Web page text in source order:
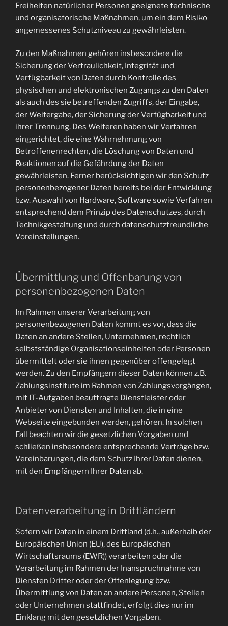
Freiheiten natürlicher Personen geeignete technische
und organisatorische Maßnahmen, um ein dem Risiko
angemessenes Schutzniveau zu gewährleisten.
Zu den Maßnahmen gehören insbesondere die
Sicherung der Vertraulichkeit, Integrität und
Verfügbarkeit von Daten durch Kontrolle des
physischen und elektronischen Zugangs zu den Daten
als auch des sie betreffenden Zugriffs, der Eingabe,
der Weitergabe, der Sicherung der Verfügbarkeit und
ihrer Trennung. Des Weiteren haben wir Verfahren
eingerichtet, die eine Wahrnehmung von
Betroffenenrechten, die Löschung von Daten und
Reaktionen auf die Gefährdung der Daten
gewährleisten. Ferner berücksichtigen wir den Schutz
personenbezogener Daten bereits bei der Entwicklung
bzw. Auswahl von Hardware, Software sowie Verfahren
entsprechend dem Prinzip des Datenschutzes, durch
Technikgestaltung und durch datenschutzfreundliche
Voreinstellungen.
Übermittlung und Offenbarung von
personenbezogenen Daten
Im Rahmen unserer Verarbeitung von
personenbezogenen Daten kommt es vor, dass die
Daten an andere Stellen, Unternehmen, rechtlich
selbstständige Organisationseinheiten oder Personen
übermittelt oder sie ihnen gegenüber offengelegt
werden. Zu den Empfängern dieser Daten können z.B.
Zahlungsinstitute im Rahmen von Zahlungsvorgängen,
mit IT-Aufgaben beauftragte Dienstleister oder
Anbieter von Diensten und Inhalten, die in eine
Webseite eingebunden werden, gehören. In solchen
Fall beachten wir die gesetzlichen Vorgaben und
schließen insbesondere entsprechende Verträge bzw.
Vereinbarungen, die dem Schutz Ihrer Daten dienen,
mit den Empfängern Ihrer Daten ab.
Datenverarbeitung in Drittländern
Sofern wir Daten in einem Drittland (d.h., außerhalb der
Europäischen Union (EU), des Europäischen
Wirtschaftsraums (EWR)) verarbeiten oder die
Verarbeitung im Rahmen der Inanspruchnahme von
Diensten Dritter oder der Offenlegung bzw.
Übermittlung von Daten an andere Personen, Stellen
oder Unternehmen stattfindet, erfolgt dies nur im
Einklang mit den gesetzlichen Vorgaben.